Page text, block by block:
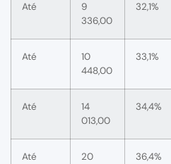
Até
9
336,00
32,1%
Até
10
448,00
33,1%
Até
14
013,00
34,4%
Até
20
36,4%